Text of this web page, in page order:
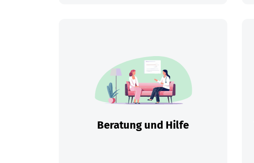
Beratung und Hilfe